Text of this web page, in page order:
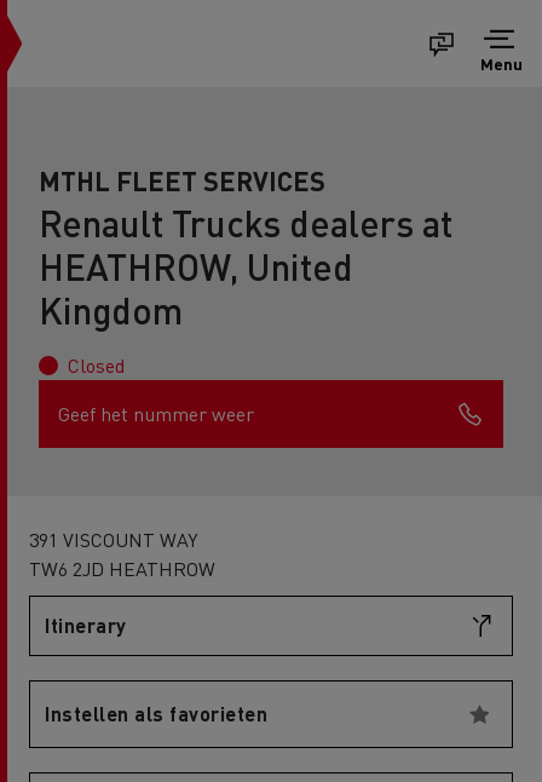
Menu
MTHL FLEET SERVICES
Renault Trucks dealers at
HEATHROW, United
Kingdom
Closed
Geef het nummer weer
391 VISCOUNT WAY
TW6 2JD HEATHROW
Itinerary
Instellen als favorieten